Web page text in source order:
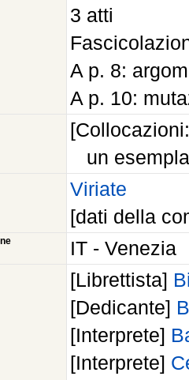
3 atti
A p. 8:
A p. 10:
un
Viriate
[dati della
IT - Venezia
[Librettista]
[Dedicante]
[Interprete]
[Interprete]